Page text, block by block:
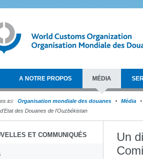
A NOTRE PROPOS MÉDIA
ici: Organisation mondiale des douanes
Média
des Douanes de l'Ouzbékistan
ET COMMUNIQUÉS
Un